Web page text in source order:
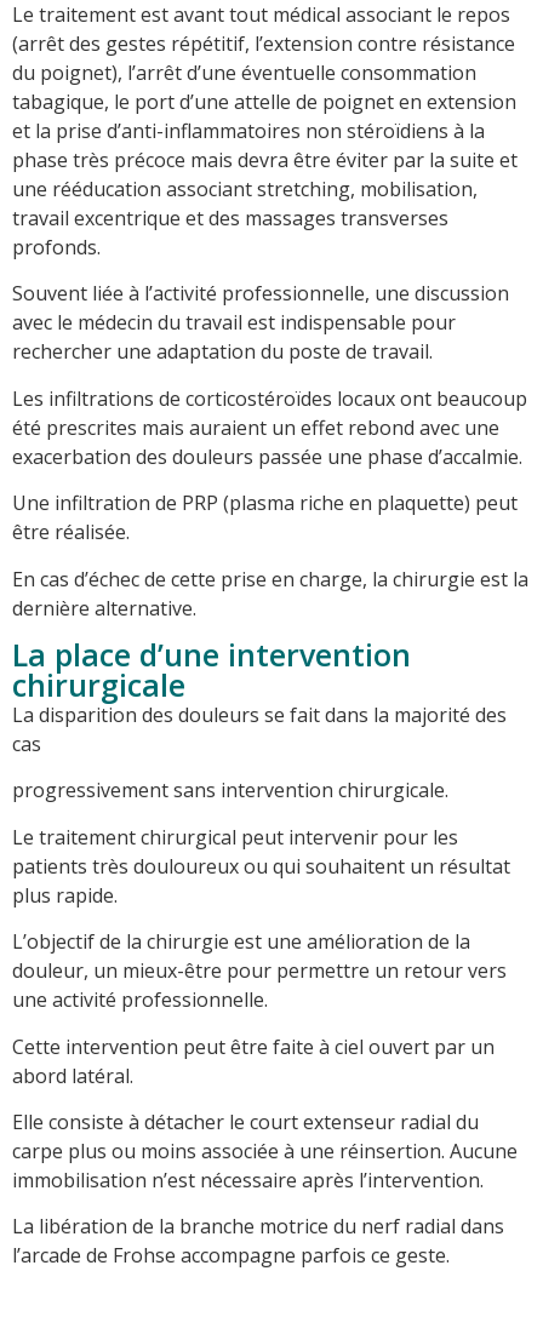
Le traitement est avant tout médical associant le repos
(arrêt des gestes répétitif, l’extension contre résistance
du poignet), l’arrêt d’une éventuelle consommation
tabagique, le port d’une attelle de poignet en extension
et la prise d’anti-inflammatoires non stéroïdiens à la
phase très précoce mais devra être éviter par la suite et
une rééducation associant stretching, mobilisation,
travail excentrique et des massages transverses
profonds.
Souvent liée à l’activité professionnelle, une discussion
avec le médecin du travail est indispensable pour
rechercher une adaptation du poste de travail.
Les infiltrations de corticostéroïdes locaux ont beaucoup
été prescrites mais auraient un effet rebond avec une
exacerbation des douleurs passée une phase d’accalmie.
Une infiltration de PRP (plasma riche en plaquette) peut
être réalisée.
En cas d’échec de cette prise en charge, la chirurgie est la
dernière alternative.
La place d’une intervention
chirurgicale
La disparition des douleurs se fait dans la majorité des
cas
progressivement sans intervention chirurgicale.
Le traitement chirurgical peut intervenir pour les
patients très douloureux ou qui souhaitent un résultat
plus rapide.
L’objectif de la chirurgie est une amélioration de la
douleur, un mieux-être pour permettre un retour vers
une activité professionnelle.
Cette intervention peut être faite à ciel ouvert par un
abord latéral.
Elle consiste à détacher le court extenseur radial du
carpe plus ou moins associée à une réinsertion. Aucune
immobilisation n’est nécessaire après l’intervention.
La libération de la branche motrice du nerf radial dans
l’arcade de Frohse accompagne parfois ce geste.